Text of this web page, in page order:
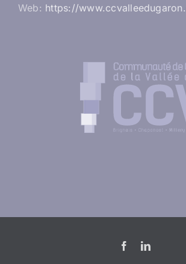
Web: https://
FacebookLinkedIn